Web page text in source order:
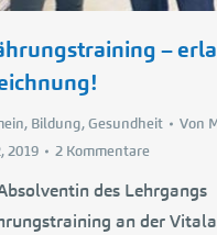
–
, Bildung,Gesundheit Von
2019
2 Kommentare
des Lehrgangs
an der